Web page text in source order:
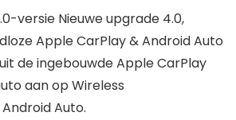
versie Nieuwe upgrade 4.0,
Apple CarPlay & Android Auto
de ingebouwde Apple CarPlay
aan op Wireless
Auto.